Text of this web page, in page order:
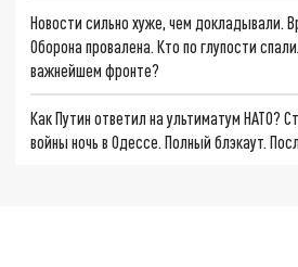
Новости сильно хуже, чем докладывали.
Оборона провалена. Кто по глупости
важнейшем фронте?
Как Путин ответил на ультиматум НАТО?
войны ночь в Одессе. Полный блэкаут.